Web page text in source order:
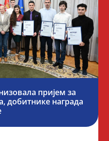
пријем за
добитнике награда